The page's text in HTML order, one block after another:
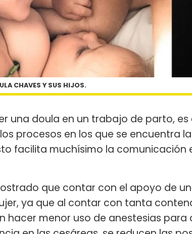
CHAVES Y SUS HIJOS.
una doula en un trabajo de parto, es
procesos en los que se encuentra
facilita muchísimo la comunicación
que contar con el apoyo de
ya que al contar con tanta
hacer menor uso de anestesias para